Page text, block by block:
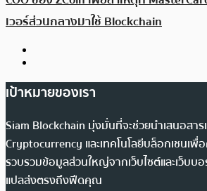
เวอร์ส่วนกลางมาใช้ Blockchain
เป้าหมายของเรา
Siam Blockchain มุ่งมั่นที่จะช่วยนำเสนอสา
Cryptocurrency และเทคโนโลยีบล็อกเชนเพื่
รวบรวมข้อมูลส่วนใหญ่จากเว็บไซต์และเว็บบ
แปลส่งตรงถึงฟีดคุณ